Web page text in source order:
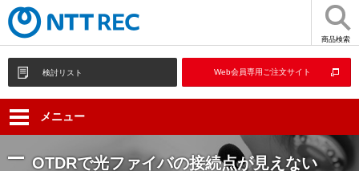
商品検索
検討リスト Web会員専用ご注文サイト
メニュー
OTDRで光ファイバの接続点が見えない